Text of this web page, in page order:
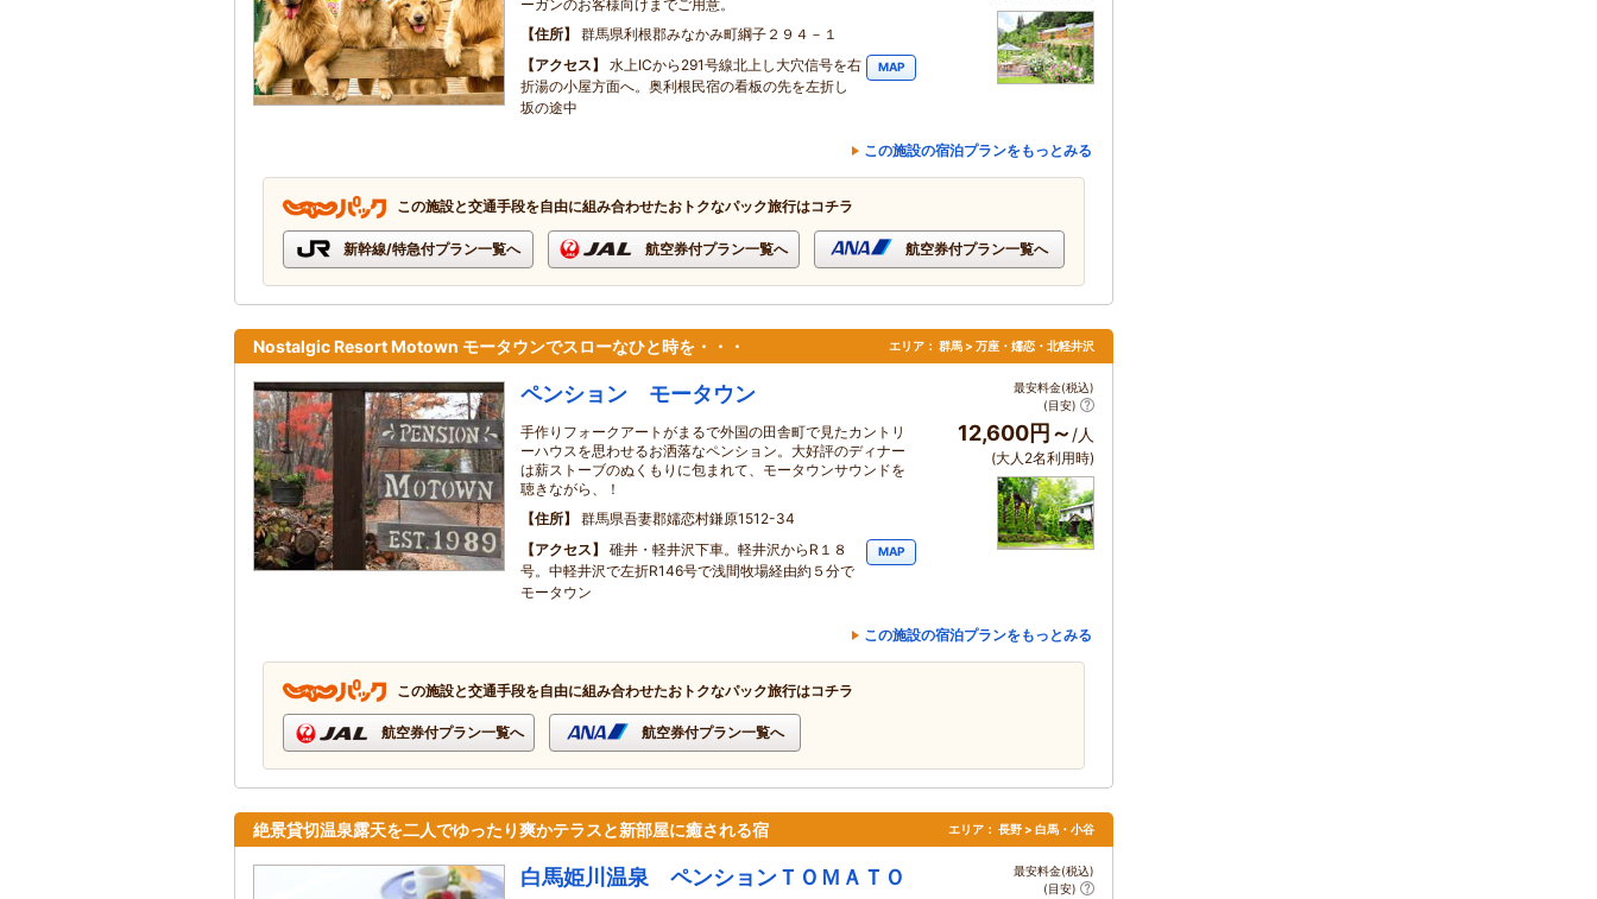
ーガンのお客様向けまでご用意。
住所
群馬県利根郡みなかみ町綱子２９４－１
アクセス
水上ICから291号線北上し大穴信号を右
折湯の小屋方面へ。奥利根民宿の看板の先を左折し
坂の途中
MAP
この施設の宿泊プランをもっとみる
この施設と交通手段を自由に組み合わせたおトクなパック旅行はコチラ
新幹線/特急付プラン一覧へ 航空券付プラン一覧へ 航空券付プラン一覧へ
Nostalgic Resort Motown モータウンでスローなひと時を・・・ エリア： 群馬 > 万座・嬬恋・北軽井沢
ペンション モータウン
手作りフォークアートがまるで外国の田舎町で見たカントリ
ーハウスを思わせるお洒落なペンション。大好評のディナー
は薪ストーブのぬくもりに包まれて、モータウンサウンドを
聴きながら、！
住所
群馬県吾妻郡嬬恋村鎌原1512-34
アクセス
碓井・軽井沢下車。軽井沢からR１８
号。中軽井沢で左折R146号で浅間牧場経由約５分で
モータウン
MAP
最安料金(税込)
(目安)
12,600円～ /人
(大人2名利用時)
この施設の宿泊プランをもっとみる
この施設と交通手段を自由に組み合わせたおトクなパック旅行はコチラ
航空券付プラン一覧へ 航空券付プラン一覧へ
絶景貸切温泉露天を二人でゆったり爽かテラスと新部屋に癒される宿 エリア： 長野 > 白馬・小谷
白馬姫川温泉 ペンションＴＯＭＡＴＯ
最安料金(税込)
(目安)